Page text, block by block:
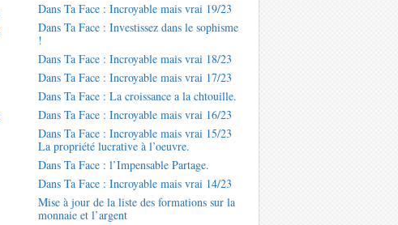
Dans Ta Face : Incroyable mais vrai 19/23
Dans Ta Face : Investissez dans le sophisme
!
Dans Ta Face : Incroyable mais vrai 18/23
Dans Ta Face : Incroyable mais vrai 17/23
Dans Ta Face : La croissance a la chtouille.
Dans Ta Face : Incroyable mais vrai 16/23
Dans Ta Face : Incroyable mais vrai 15/23
La propriété lucrative à l’oeuvre.
Dans Ta Face : l’Impensable Partage.
Dans Ta Face : Incroyable mais vrai 14/23
Mise à jour de la liste des formations sur la
monnaie et l’argent